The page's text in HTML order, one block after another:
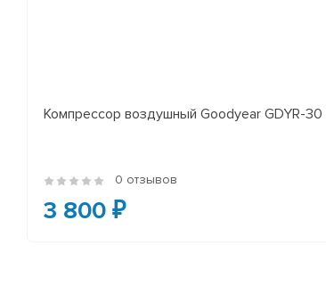
Компрессор воздушный Goodyear GDYR-
0 отзывов
3 800 ₽